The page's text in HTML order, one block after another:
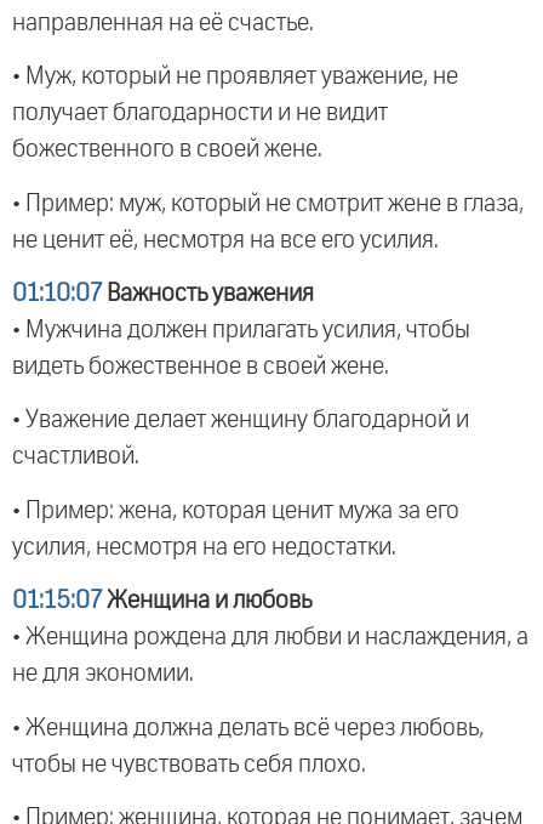
направленная на её счастье.
• Муж, который не проявляет уважение, не
получает благодарности и не видит
божественного в своей жене.
• Пример: муж, который не смотрит жене в глаза,
не ценит её, несмотря на все его усилия.
01:10:07 Важность уважения
• Мужчина должен прилагать усилия, чтобы
видеть божественное в своей жене.
• Уважение делает женщину благодарной и
счастливой.
• Пример: жена, которая ценит мужа за его
усилия, несмотря на его недостатки.
01:15:07 Женщина и любовь
• Женщина рождена для любви и наслаждения, а
не для экономии.
• Женщина должна делать всё через любовь,
чтобы не чувствовать себя плохо.
• Пример: женщина, которая не понимает, зачем